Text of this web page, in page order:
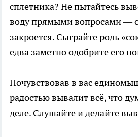
сплетника? Не пытайтесь
воду прямыми вопросами —
закроется. Сыграйте роль
едва заметно одобрите его
Почувствовав в вас
радостью вывалит всё, что
деле. Слушайте и делайте